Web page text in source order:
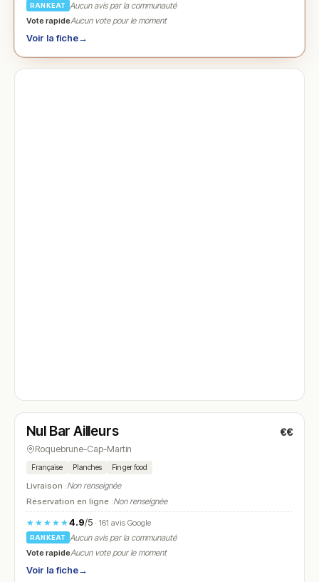
RANKEAT
Aucun avis par la communauté
Vote rapideAucun vote pour le moment
Voir la fiche→
N° 4
Nul Bar Ailleurs €€
Roquebrune-Cap-Martin
Française Planches Finger food
Livraison :Non renseignée
Réservation en ligne :Non renseignée
★★★★★4.9/5· 161 avis Google
RANKEAT
Aucun avis par la communauté
Vote rapideAucun vote pour le moment
Voir la fiche→